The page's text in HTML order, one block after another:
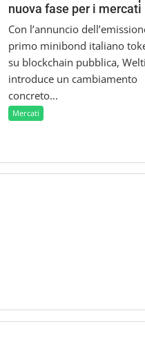
nuova fase per i mercati
Con l’annuncio
primo minibond italiano
su blockchain pubblica,
introduce un cambiamento
concreto...
Mercati